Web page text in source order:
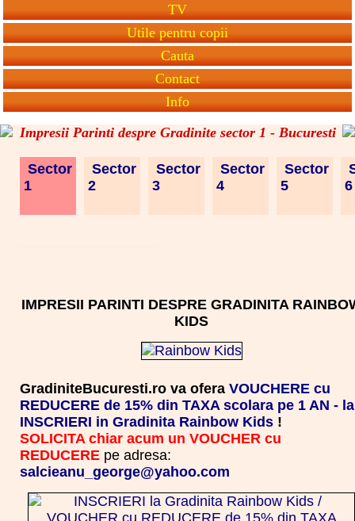
TV
Utile pentru copii
Cauta
Contact
Info
Impresii Parinti despre Gradinite sector 1 - Bucuresti
Sector
1
Sector
2
Sector
3
Sector
4
Sector
5
IMPRESII PARINTI DESPRE GRADINITA
KIDS
GradiniteBucuresti.ro va ofera VOUCHERE cu
REDUCERE de 15% din TAXA scolara pe 1 AN - la
INSCRIERI in Gradinita Rainbow Kids !
SOLICITA chiar acum un VOUCHER cu
REDUCERE pe adresa:
salcieanu_george@yahoo.com